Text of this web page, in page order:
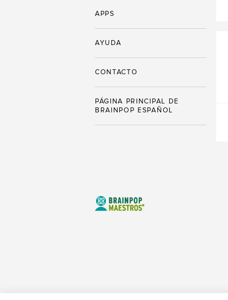
APPS
AYUDA
CONTACTO
PÁGINA PRINCIPAL DE
BRAINPOP ESPAÑOL